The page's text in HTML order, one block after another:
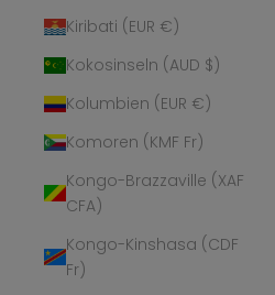
Kiribati (EUR €)
Kokosinseln (AUD $)
Kolumbien (EUR €)
Komoren (KMF Fr)
Kongo-Brazzaville (XAF
CFA)
Kongo-Kinshasa (CDF
Fr)